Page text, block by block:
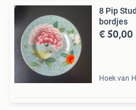
8 Pip
bordjes
€ 50,00
Hoek van